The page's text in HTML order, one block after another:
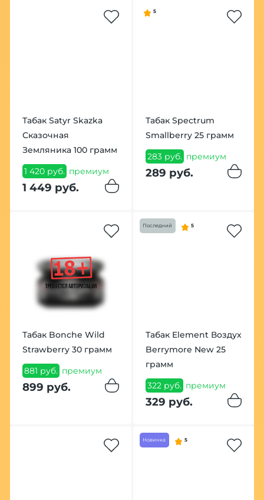
Табак Satyr Skazka
Сказочная
Земляника 100 грамм
1 420 руб. премиум
1 449 руб.
5
Табак Spectrum
Smallberry 25 грамм
283 руб. премиум
289 руб.
Табак Bonche Wild
Strawberry 30 грамм
881 руб. премиум
899 руб.
Последний 5
Табак Element Воздух
Berrymore New 25
грамм
322 руб. премиум
329 руб.
Новинка 5